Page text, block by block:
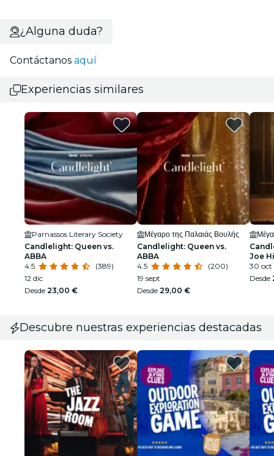
¿Alguna duda?
Contáctanos aquí
Experiencias similares
Parnassos Literary Society
Candlelight: Queen vs.
ABBA
4.5
(389)
12 dic
Desde 23,00 €
Μέγαρο της Παλαιάς Βουλής
Candlelight: Queen vs.
ABBA
4.5
(200)
19 sept
Desde 29,00 €
Joe
30 oct
Desde
Descubre nuestras experiencias destacadas